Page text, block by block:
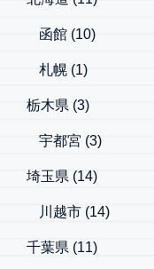
函館 (10)
札幌 (1)
栃木県 (3)
宇都宮 (3)
埼玉県 (14)
川越市 (14)
千葉県 (11)